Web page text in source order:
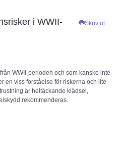
Skriv ut
i WWII-
WWII-perioden och som kanske inte
en viss förståelse för riskerna och lite
är heltäckande klädsel,
rekommenderas.